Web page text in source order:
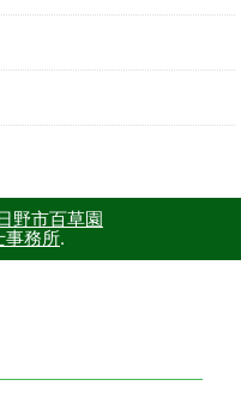
野市百草園
事務所.